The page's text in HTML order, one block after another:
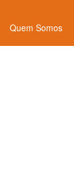
Quem Somos